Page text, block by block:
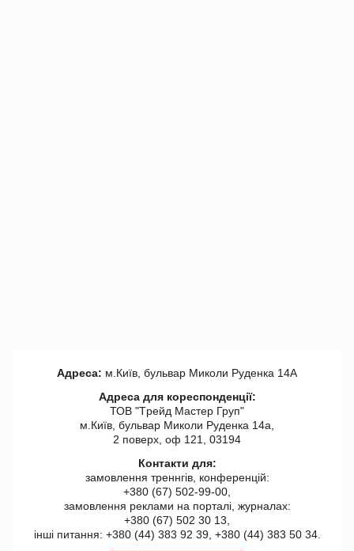
Адреса: м.Київ, бульвар Миколи Руденка 14А
Адреса для кореспонденції:
ТОВ "Tрейд Мастер Груп"
м.Київ, бульвар Миколи Руденка 14а,
2 поверх, оф 121, 03194
Контакти для:
замовлення треннгів, конференцій:
+380 (67) 502-99-00,
замовлення реклами на порталі, журналах:
+380 (67) 502 30 13,
інші питання: +380 (44) 383 92 39, +380 (44) 383 50 34.